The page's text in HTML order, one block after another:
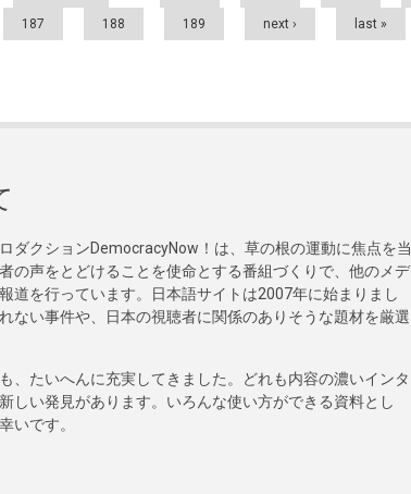
187 188 189 next › last »
ダクションDemocracyNow！は、草の根の運動に焦点を当
の声をとどけることを使命とする番組づくりで、他のメデ
道を行っています。日本語サイトは2007年に始まりまし
ない事件や、日本の視聴者に関係のありそうな題材を厳選
、たいへんに充実してきました。どれも内容の濃いインタ
しい発見があります。いろんな使い方ができる資料とし
いです。